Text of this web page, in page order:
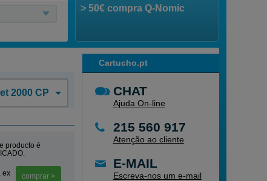
> 50€ compra Q-Nomic
Cartucho.pt
CHAT
Ajuda On-line
215 560 917
Atenção ao cliente
E-MAIL
Escreva-nos um e-mail
2000 CP
producto é
ex comprar >